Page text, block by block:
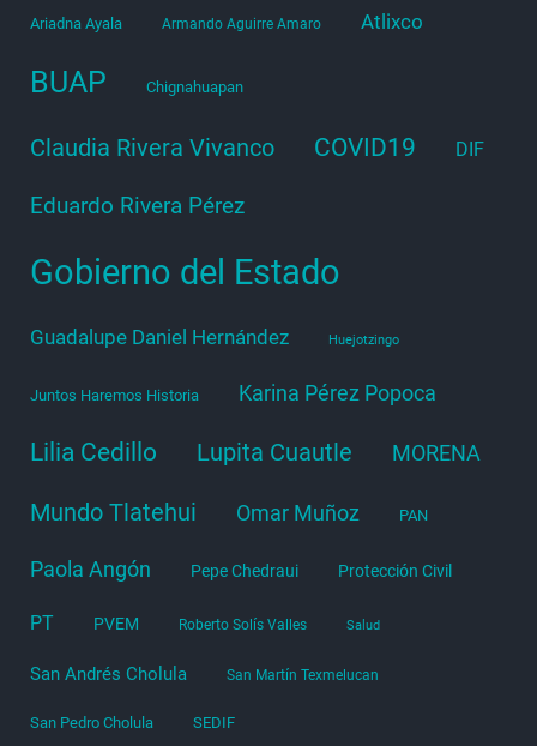
Ariadna Ayala Armando Aguirre Amaro Atlixco
BUAP Chignahuapan
Claudia Rivera Vivanco COVID19 DIF
Eduardo Rivera Pérez
Gobierno del Estado
Guadalupe Daniel Hernández Huejotzingo
Juntos Haremos Historia Karina Pérez Popoca
Lilia Cedillo Lupita Cuautle MORENA
Mundo Tlatehui Omar Muñoz PAN
Paola Angón Pepe Chedraui Protección Civil
PT PVEM Roberto Solís Valles Salud
San Andrés Cholula San Martín Texmelucan
San Pedro Cholula SEDIF